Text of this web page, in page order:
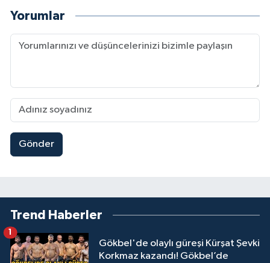
Yorumlar
Gönder
Trend Haberler
Gökbel'de olaylı güreşi Kürşat Şevki
Korkmaz kazandı! Gökbel’de
1